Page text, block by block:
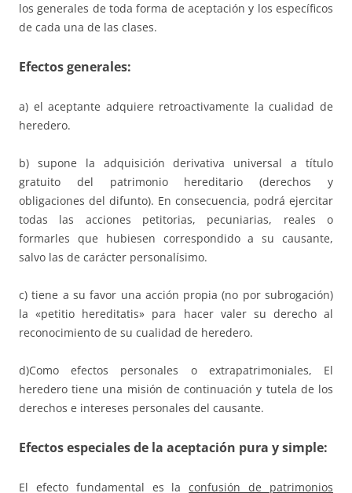
los generales de toda forma de aceptación y los específicos
de cada una de las clases.
Efectos generales:
a) el aceptante adquiere retroactivamente la cualidad de
heredero.
b) supone la adquisición derivativa universal a título
gratuito del patrimonio hereditario (derechos y
obligaciones del difunto). En consecuencia, podrá ejercitar
todas las acciones petitorias, pecuniarias, reales o
formarles que hubiesen correspondido a su causante,
salvo las de carácter personalísimo.
c) tiene a su favor una acción propia (no por subrogación)
la «petitio hereditatis» para hacer valer su derecho al
reconocimiento de su cualidad de heredero.
d)Como efectos personales o extrapatrimoniales, El
heredero tiene una misión de continuación y tutela de los
derechos e intereses personales del causante.
Efectos especialesde la aceptación pura y simple:
El efecto fundamental es laconfusión de patrimonios